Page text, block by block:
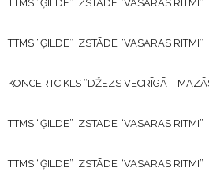
TTMS “ĢILDE” IZSTĀDE “VASARAS RITMI”
TTMS “ĢILDE” IZSTĀDE “VASARAS RITMI”
KONCERTCIKLS “DŽEZS VECRĪGĀ –
TTMS “ĢILDE” IZSTĀDE “VASARAS RITMI”
TTMS “ĢILDE” IZSTĀDE “VASARAS RITMI”